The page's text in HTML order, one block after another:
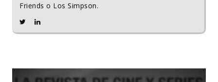
Friends o Los Simpson.